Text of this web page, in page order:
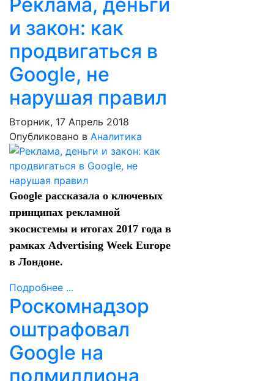
и закон: как
продвигаться в
Google, не
нарушая правил
Вторник, 17 Апрель 2018
Опубликовано в Аналитика
Google рассказала о ключевых
принципах рекламной
экосистемы и итогах 2017 года в
рамках Advertising Week Europe
в Лондоне.
Подробнее ...
Роскомнадзор
оштрафовал
Google на
полмиллиона